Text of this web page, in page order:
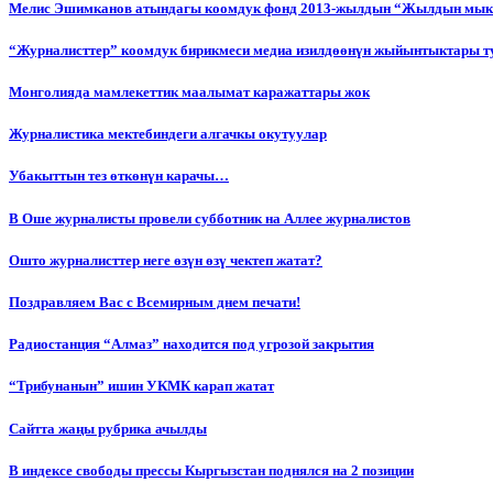
Мелис Эшимканов атындагы коомдук фонд 2013-жылдын “Жылдын
“Журналисттер” коомдук бирикмеси медиа изилдөөнүн жыйынтыктары
Монголияда мамлекеттик маалымат каражаттары жок
Журналистика мектебиндеги алгачкы окутуулар
Убакыттын тез өткөнүн карачы…
В Оше журналисты провели субботник на Аллее журналистов
Ошто журналисттер неге өзүн өзү чектеп жатат?
Поздравляем Вас с Всемирным днем печати!
Радиостанция “Алмаз” находится под угрозой закрытия
“Трибунанын” ишин УКМК карап жатат
Сайтта жаңы рубрика ачылды
В индексе свободы прессы Кыргызстан поднялся на 2 позиции